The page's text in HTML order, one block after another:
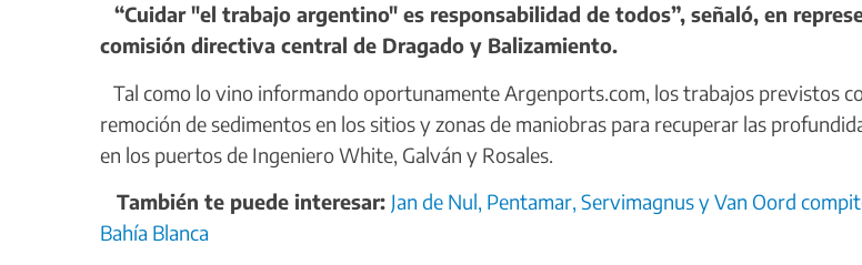
“Cuidar "el trabajo argentino" es responsabilidad de todos”, señaló, en
comisión directiva central de Dragado y Balizamiento.
Tal como lo vino informando oportunamente Argenports.com, los trabajos previstos
remoción de sedimentos en los sitios y zonas de maniobras para recuperar las
en los puertos de Ingeniero White, Galván y Rosales.
También te puede interesar: Jan de Nul, Pentamar, Servimagnus y Van Oord
Bahía Blanca